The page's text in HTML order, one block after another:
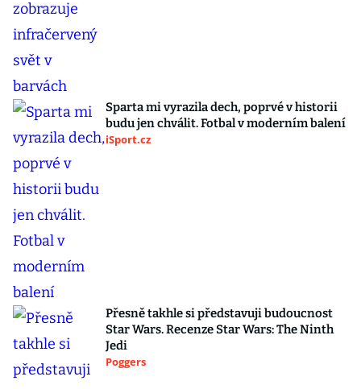
Sparta mi vyrazila dech, poprvé v historii
budu jen chválit. Fotbal v moderním balení
iSport.cz
Přesně takhle si představuji budoucnost
Star Wars. Recenze Star Wars: The Ninth
Jedi
Poggers